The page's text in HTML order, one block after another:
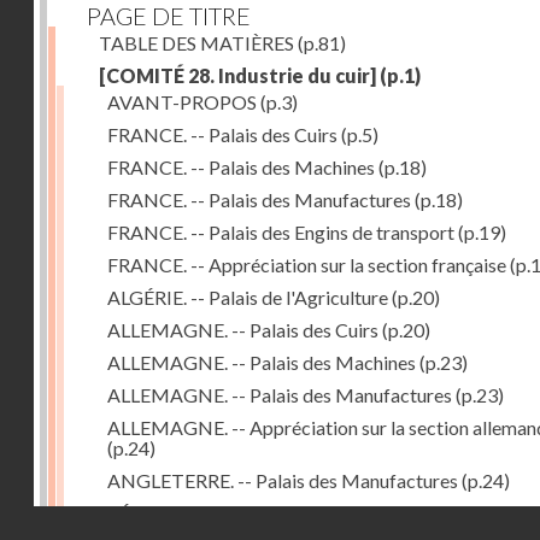
PAGE DE TITRE
TABLE DES MATIÈRES (p.81)
[COMITÉ 28. Industrie du cuir] (p.1)
AVANT-PROPOS (p.3)
FRANCE. -- Palais des Cuirs (p.5)
FRANCE. -- Palais des Machines (p.18)
FRANCE. -- Palais des Manufactures (p.18)
FRANCE. -- Palais des Engins de transport(p.19)
FRANCE. -- Appréciation sur la section française
ALGÉRIE. -- Palais de l'Agriculture(p.20)
ALLEMAGNE. -- Palais des Cuirs (p.20)
ALLEMAGNE. -- Palais des Machines (p.23)
ALLEMAGNE. -- Palais des Manufactures (p.23)
ALLEMAGNE. -- Appréciation sur la section
(p.24)
ANGLETERRE. -- Palais des Manufactures (p.24)
RÉPUBLIQUE ARGENTINE. -- Palais de